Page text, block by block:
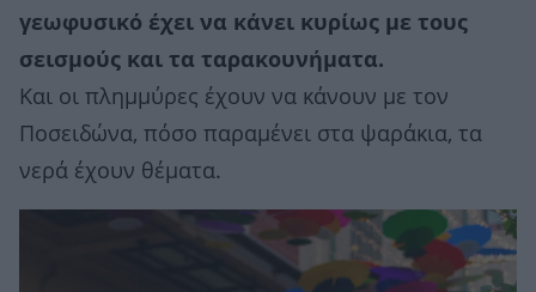
γεωφυσικό έχει να κάνει κυρίως με τους
σεισμούς και τα ταρακουνήματα.
Και οι πλημμύρες έχουν να κάνουν με τον
Ποσειδώνα, πόσο παραμένει στα ψαράκια, τα
νερά έχουν θέματα.